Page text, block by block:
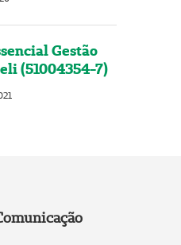
Gestão
(51004354-7)